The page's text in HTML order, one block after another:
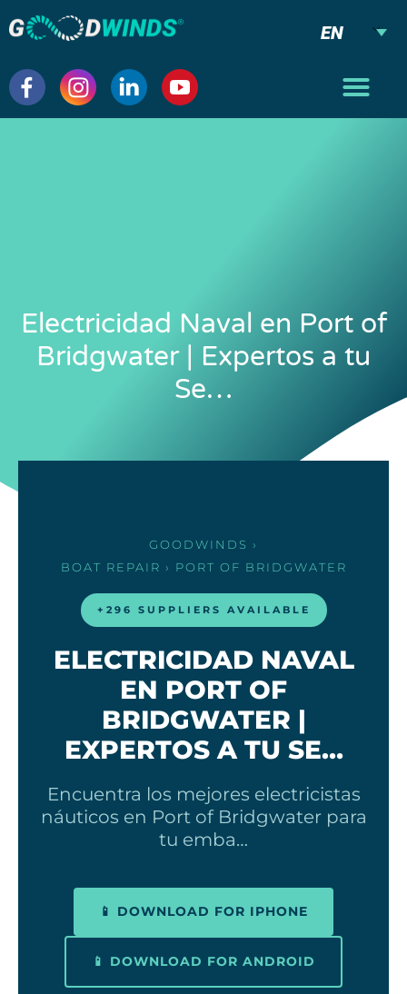
EN
Electricidad Naval en Port of
Bridgwater | Expertos a tu
Se…
GOODWINDS ›
BOAT REPAIR › PORT OF BRIDGWATER
+296 SUPPLIERS AVAILABLE
ELECTRICIDAD NAVAL
EN PORT OF
BRIDGWATER |
EXPERTOS A TU SE…
Encuentra los mejores electricistas
náuticos en Port of Bridgwater para
tu emba…
📱 DOWNLOAD FOR IPHONE
📱 DOWNLOAD FOR ANDROID